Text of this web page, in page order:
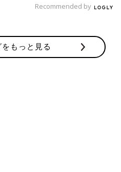
Recommended by
もっと見る